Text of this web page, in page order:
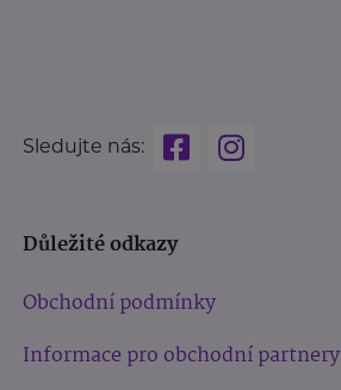
Sledujte nás:
Důležité odkazy
Obchodní podmínky
Informace pro obchodní partnery